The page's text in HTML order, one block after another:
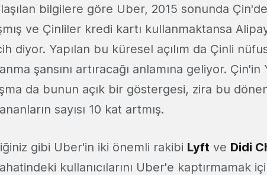
bilgilere göre Uber, 2015 sonunda
ve Çinliler kredi kartı kullanmaktansa
diyor. Yapılan bu küresel açılım da Çinli
şansını artıracağı anlamına geliyor. Çin'in
da bunun açık bir göstergesi, zira bu
sayısı 10 kat artmış.
gibi Uber'in iki önemli rakibi Lyft ve Didi
kullanıcılarını Uber'e kaptırmamak